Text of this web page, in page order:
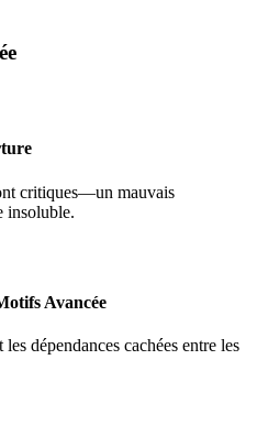
critiques—un mauvais
insoluble.
Avancée
dépendances cachées entre les